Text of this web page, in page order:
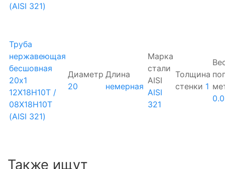
(AISI 321)
Труба
нержавеющая
бесшовная
20х1
12Х18Н10Т /
08Х18Н10Т
(AISI 321)
Диаметр
20
Длина
немерная
Марка
стали
AISI
AISI
321
Толщина
стенки 1
Также ищут